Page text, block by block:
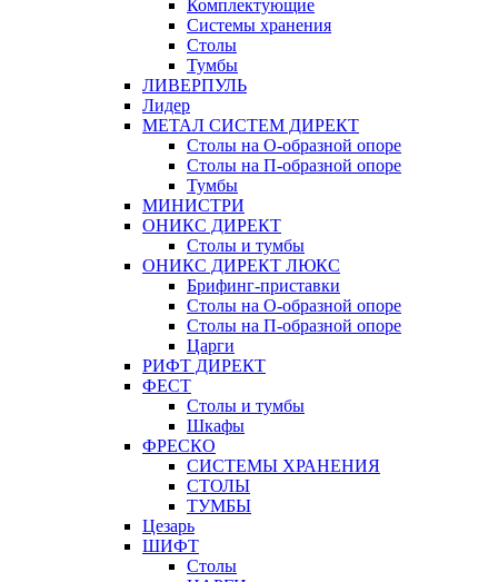
Комплектующие
Системы хранения
Столы
Тумбы
ЛИВЕРПУЛЬ
Лидер
МЕТАЛ СИСТЕМ ДИРЕКТ
Столы на О-образной опоре
Столы на П-образной опоре
Тумбы
МИНИСТРИ
ОНИКС ДИРЕКТ
Столы и тумбы
ОНИКС ДИРЕКТ ЛЮКС
Брифинг-приставки
Столы на О-образной опоре
Столы на П-образной опоре
Царги
РИФТ ДИРЕКТ
ФЕСТ
Столы и тумбы
Шкафы
ФРЕСКО
СИСТЕМЫ ХРАНЕНИЯ
СТОЛЫ
ТУМБЫ
Цезарь
ШИФТ
Столы